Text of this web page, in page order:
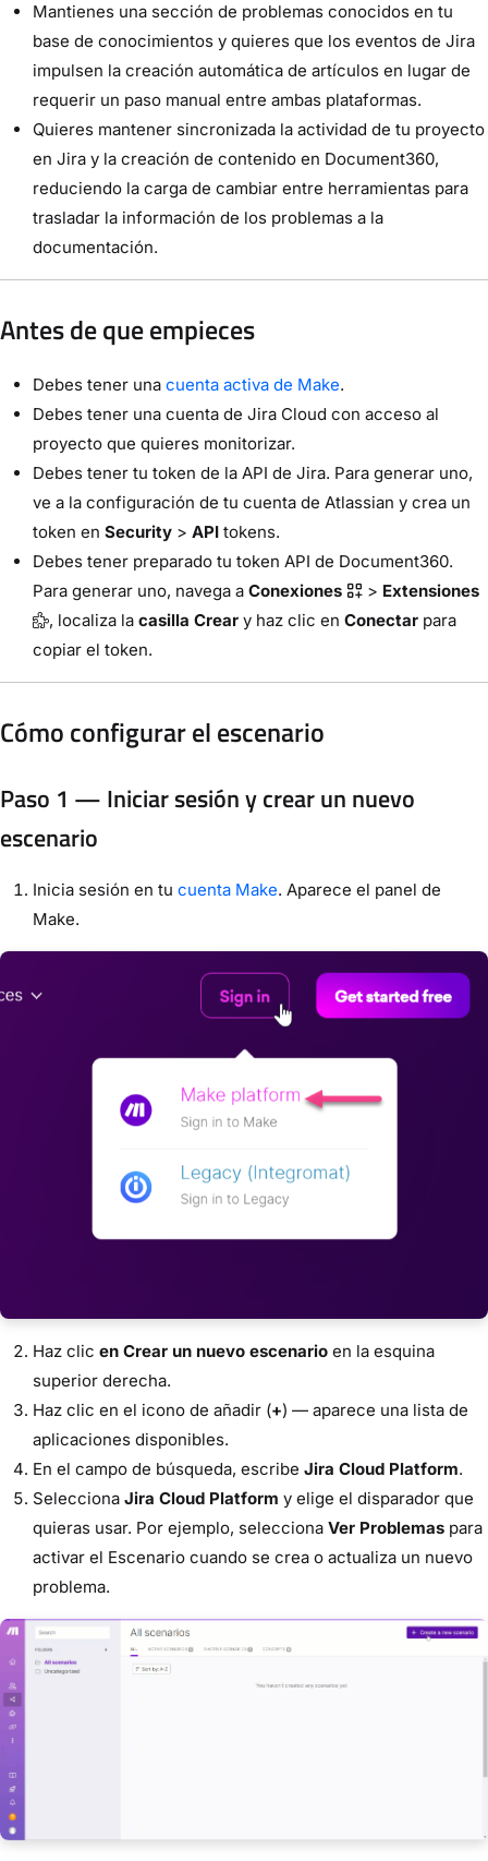
Mantienes una sección de problemas conocidos en tu
base de conocimientos y quieres que los eventos de Jira
impulsen la creación automática de artículos en lugar de
requerir un paso manual entre ambas plataformas.
Quieres mantener sincronizada la actividad de tu proyecto
en Jira y la creación de contenido en Document360,
reduciendo la carga de cambiar entre herramientas para
trasladar la información de los problemas a la
documentación.
Antes de que empieces
Debes tener una cuenta activa de Make.
Debes tener una cuenta de Jira Cloud con acceso al
proyecto que quieres monitorizar.
Debes tener tu token de la API de Jira. Para generar uno,
ve a la configuración de tu cuenta de Atlassian y crea un
token en Security > API tokens.
Debes tener preparado tu token API de Document360.
Para generar uno, navega a Conexiones > Extensiones
, localiza la casilla Crear y haz clic en Conectar para
copiar el token.
Cómo configurar el escenario
Paso 1 — Iniciar sesión y crear un nuevo
escenario
Inicia sesión en tu cuenta Make. Aparece el panel de
Make.
Haz clic en Crear un nuevo escenario en la esquina
superior derecha.
Haz clic en el icono de añadir (+) — aparece una lista de
aplicaciones disponibles.
En el campo de búsqueda, escribe Jira Cloud Platform.
Selecciona Jira Cloud Platform y elige el disparador que
quieras usar. Por ejemplo, selecciona Ver Problemas para
activar el Escenario cuando se crea o actualiza un nuevo
problema.